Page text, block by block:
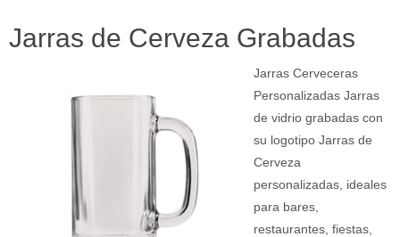
Jarras de Cerveza Grabadas
Jarras Cerveceras
Personalizadas Jarras
de vidrio grabadas con
su logotipo Jarras de
Cerveza
personalizadas, ideales
para bares,
restaurantes, fiestas,